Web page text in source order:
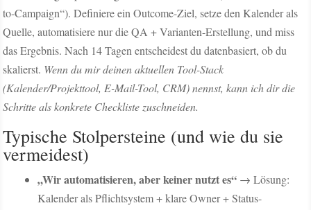
to-Campaign“). Definiere ein Outcome-Ziel, setze den Kalender als
Quelle, automatisiere nur die QA + Varianten-Erstellung, und miss
das Ergebnis. Nach 14 Tagen entscheidest du datenbasiert, ob du
skalierst. Wenn du mir deinen aktuellen Tool-Stack
(Kalender/Projekttool, E-Mail-Tool, CRM) nennst, kann ich dir die
Schritte als konkrete Checkliste zuschneiden.
Typische Stolpersteine (und wie du sie
vermeidest)
„Wir automatisieren, aber keiner nutzt es“ → Lösung:
Kalender als Pflichtsystem + klare Owner + Status-